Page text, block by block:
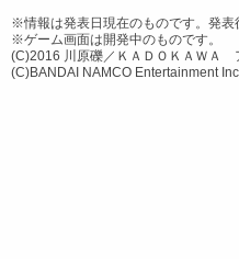
※情報は発表日現在のものです。発表
※ゲーム画面は開発中のものです。
(C)2016 川原礫／ＫＡＤＯＫＡＷＡ
(C)BANDAI NAMCO Entertainment